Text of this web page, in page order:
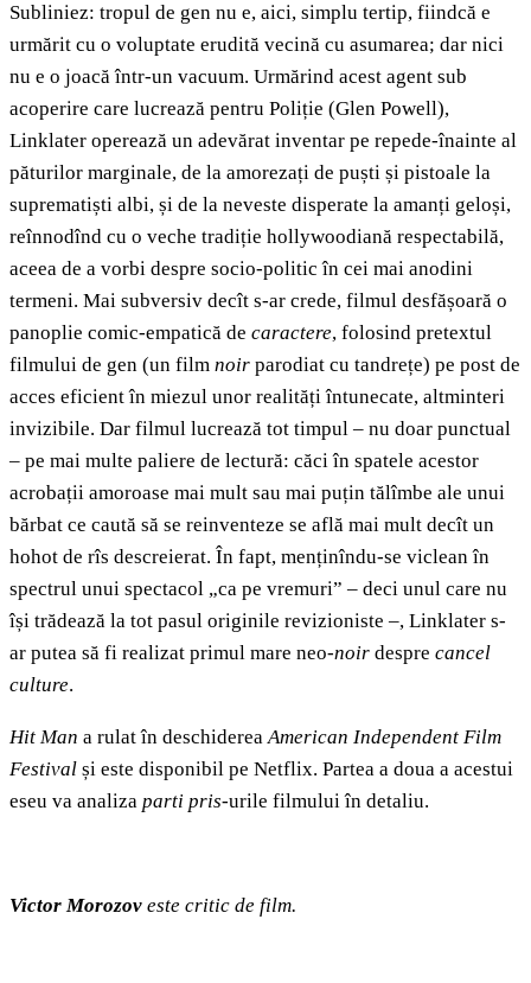
Subliniez: tropul de gen nu e, aici, simplu tertip, fiindcă e
urmărit cu o voluptate erudită vecină cu asumarea; dar nici
nu e o joacă într-un vacuum. Urmărind acest agent sub
acoperire care lucrează pentru Poliție (Glen Powell),
Linklater operează un adevărat inventar pe repede-înainte al
păturilor marginale, de la amorezați de puști și pistoale la
suprematiști albi, și de la neveste disperate la amanți geloși,
reînnodînd cu o veche tradiție hollywoodiană respectabilă,
aceea de a vorbi despre socio-politic în cei mai anodini
termeni. Mai subversiv decît s-ar crede, filmul desfășoară o
panoplie comic-empatică de caractere, folosind pretextul
filmului de gen (un film noir parodiat cu tandrețe) pe post de
acces eficient în miezul unor realități întunecate, altminteri
invizibile. Dar filmul lucrează tot timpul – nu doar punctual
– pe mai multe paliere de lectură: căci în spatele acestor
acrobații amoroase mai mult sau mai puțin tălîmbe ale unui
bărbat ce caută să se reinventeze se află mai mult decît un
hohot de rîs descreierat. În fapt, menținîndu-se viclean în
spectrul unui spectacol „ca pe vremuri” – deci unul care nu
își trădează la tot pasul originile revizioniste –, Linklater s-
ar putea să fi realizat primul mare neo-noir despre cancel
culture.
Hit Man a rulat în deschidereaAmerican Independent Film
Festival și este disponibil pe Netflix. Partea a doua a acestui
eseu va analiza parti pris-urile filmului în detaliu.
Victor Morozov este critic de film.